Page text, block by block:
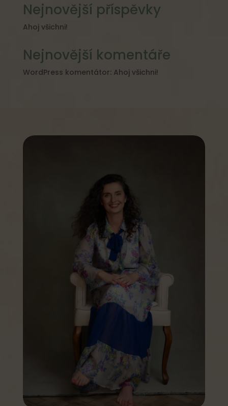
Nejnovější příspěvky
Ahoj všichni!
Nejnovější komentáře
WordPress komentátor: Ahoj všichni!